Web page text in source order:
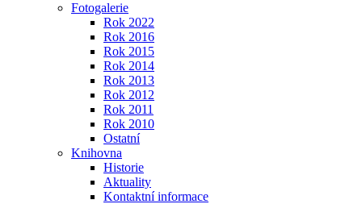
Fotogalerie
Rok 2022
Rok 2016
Rok 2015
Rok 2014
Rok 2013
Rok 2012
Rok 2011
Rok 2010
Ostatní
Knihovna
Historie
Aktuality
Kontaktní informace